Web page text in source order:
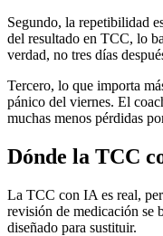
Segundo, la repetibilidad
del resultado en TCC, lo
verdad, no tres días
Tercero, lo que importa
pánico del viernes. El
muchas menos pérdidas
Dónde la TCC
La TCC con IA es real,
revisión de medicación se
diseñado para sustituir.